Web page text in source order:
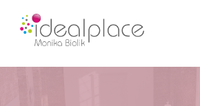
Ideal Place –